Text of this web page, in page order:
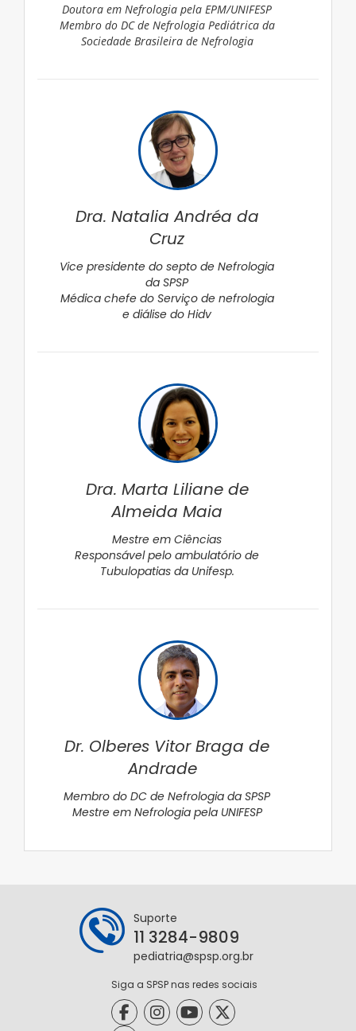
Doutora em Nefrologia pela EPM/UNIFESP
Membro do DC de Nefrologia Pediátrica da
Sociedade Brasileira de Nefrologia
Dra. Natalia Andréa da
Cruz
Vice presidente do septo de Nefrologia
da SPSP
Médica chefe do Serviço de nefrologia
e diálise do Hidv
Dra. Marta Liliane de
Almeida Maia
Mestre em Ciências
Responsável pelo ambulatório de
Tubulopatias da Unifesp.
Dr. Olberes Vitor Braga de
Andrade
Membro do DC de Nefrologia da SPSP
Mestre em Nefrologia pela UNIFESP
Suporte
11 3284-9809
pediatria@spsp.org.br
Siga a SPSP nas redes sociais